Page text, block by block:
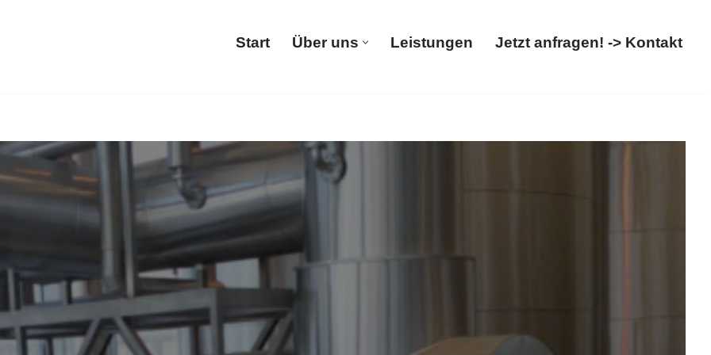
Start Über uns Leistungen Jetzt anfragen! -> Kontakt